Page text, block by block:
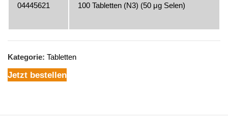
04445621 100 Tabletten (N3) (50 μg Selen)
Kategorie: Tabletten
Jetzt bestellen